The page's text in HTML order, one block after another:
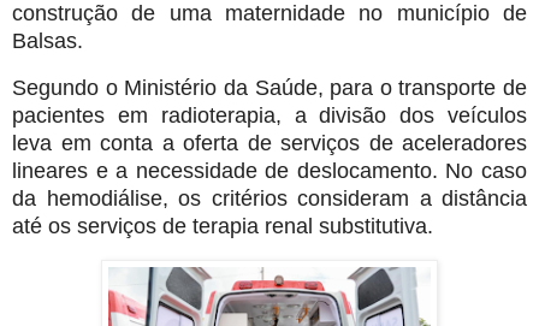
construção de uma maternidade no município de
Balsas.
Segundo o Ministério da Saúde, para o transporte de
pacientes em radioterapia, a divisão dos veículos
leva em conta a oferta de serviços de aceleradores
lineares e a necessidade de deslocamento. No caso
da hemodiálise, os critérios consideram a distância
até os serviços de terapia renal substitutiva.